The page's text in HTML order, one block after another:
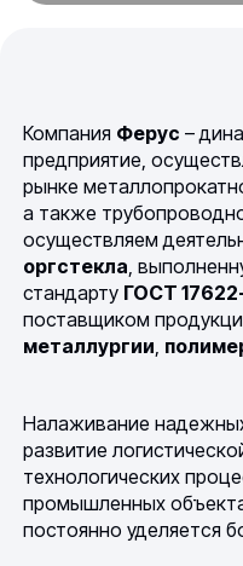
Компания Ферус –
предприятие,
рынке
а также
осуществляем
оргстекла,
стандарту ГОСТ
поставщиком
металлургии,
Налаживание
развитие
технологических
промышленных
постоянно уделяется